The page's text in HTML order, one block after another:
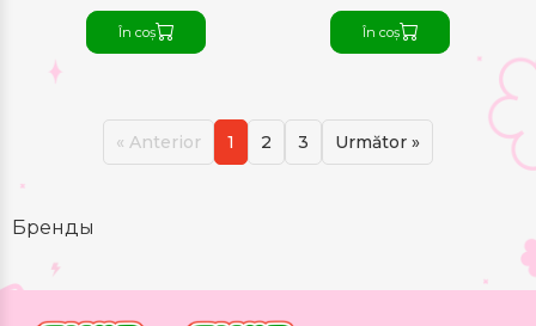
În coș În coș
« Anterior 1 2 3 Următor »
Бренды